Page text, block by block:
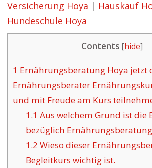
Versicherung Hoya | Hauskauf
Hundeschule Hoya
Contents [hide]
1 Ernährungsberatung Hoya jetzt
Ernährungsberater
und mit Freude am Kurs
1.1 Aus welchem Grund ist die
bezüglich
1.2 Wieso dieser
Begleitkurs wichtig ist.